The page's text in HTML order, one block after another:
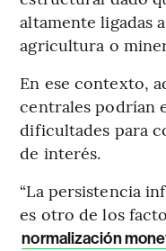
altamente ligadas
agricultura o
En ese contexto,
centrales podrían
dificultades para
de interés.
“La persistencia
es otro de los
normalización